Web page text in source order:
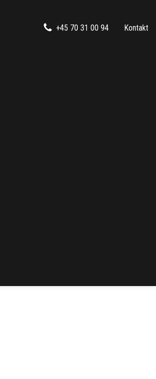
+45 70 31 00 94 Kontakt